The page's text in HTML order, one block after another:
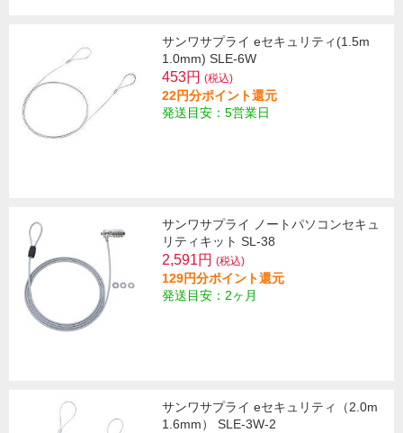
サンワサプライ eセキュリティ(1.5m
1.0mm) SLE-6W
453円 (税込)
22円分ポイント還元
発送目安：5営業日
サンワサプライ ノートパソコンセキュ
リティキット SL-38
2,591円 (税込)
129円分ポイント還元
発送目安：2ヶ月
サンワサプライ eセキュリティ（2.0m
1.6mm） SLE-3W-2